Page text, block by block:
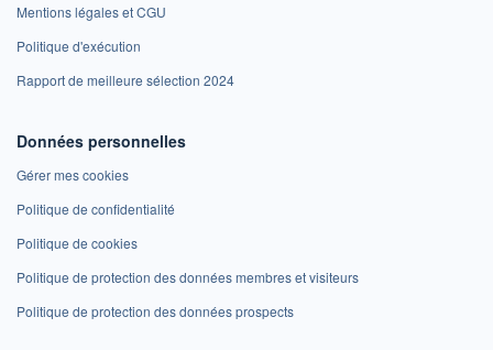
Mentions légales et CGU
Politique d'exécution
Rapport de meilleure sélection 2024
Données personnelles
Gérer mes cookies
Politique de confidentialité
Politique de cookies
Politique de protection des données membres et visiteurs
Politique de protection des données prospects